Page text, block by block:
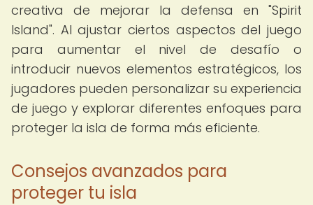
creativa de mejorar la defensa en "Spirit
Island". Al ajustar ciertos aspectos del juego
para aumentar el nivel de desafío o
introducir nuevos elementos estratégicos, los
jugadores pueden personalizar su experiencia
de juego y explorar diferentes enfoques para
proteger la isla de forma más eficiente.
Consejos avanzados para
proteger tu isla